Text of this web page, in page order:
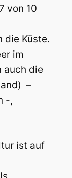
von 10
die Küste.
im
auch die
–
-,
ist auf